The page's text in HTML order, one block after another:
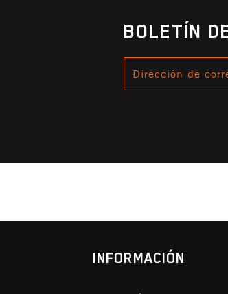
BOLETÍN
INFORMACIÓN